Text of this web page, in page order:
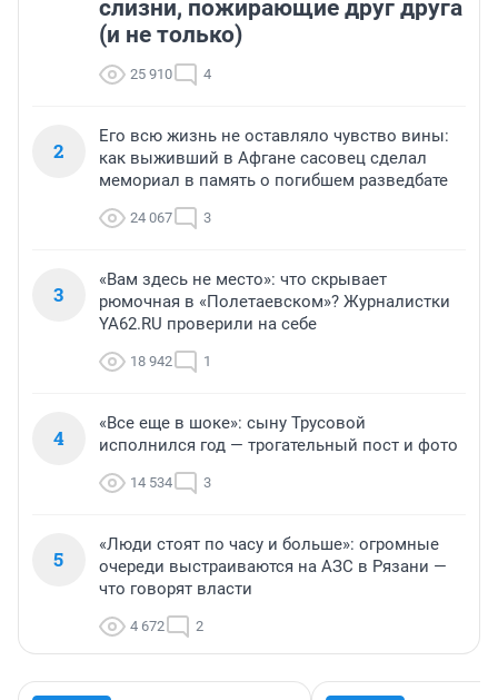
слизни, пожирающие друг друга
(и не только)
25 910 4
2
Его всю жизнь не оставляло чувство вины:
как выживший в Афгане сасовец сделал
мемориал в память о погибшем разведбате
24 067 3
3
«Вам здесь не место»: что скрывает
рюмочная в «Полетаевском»? Журналистки
YA62.RU проверили на себе
18 942 1
4
«Все еще в шоке»: сыну Трусовой
исполнился год — трогательный пост и фото
14 534 3
5
«Люди стоят по часу и больше»: огромные
очереди выстраиваются на АЗС в Рязани —
что говорят власти
4 672 2